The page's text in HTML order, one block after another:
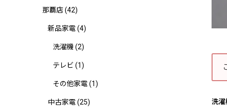
洗
那覇店(42)
新品家電(4)
洗濯機 (2)
テレビ (1)
その他家電(1)
中古家電(25)